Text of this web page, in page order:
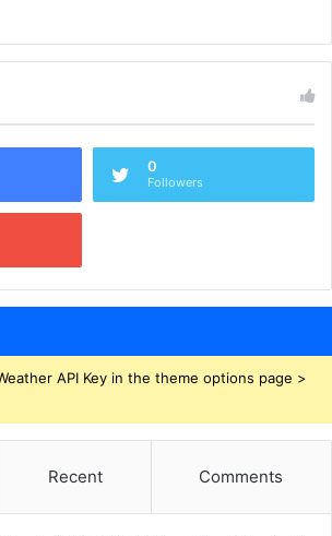
0
Followers
API Key in the theme options page >
Recent Comments